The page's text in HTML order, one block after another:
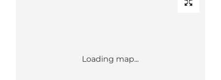
Loading map...